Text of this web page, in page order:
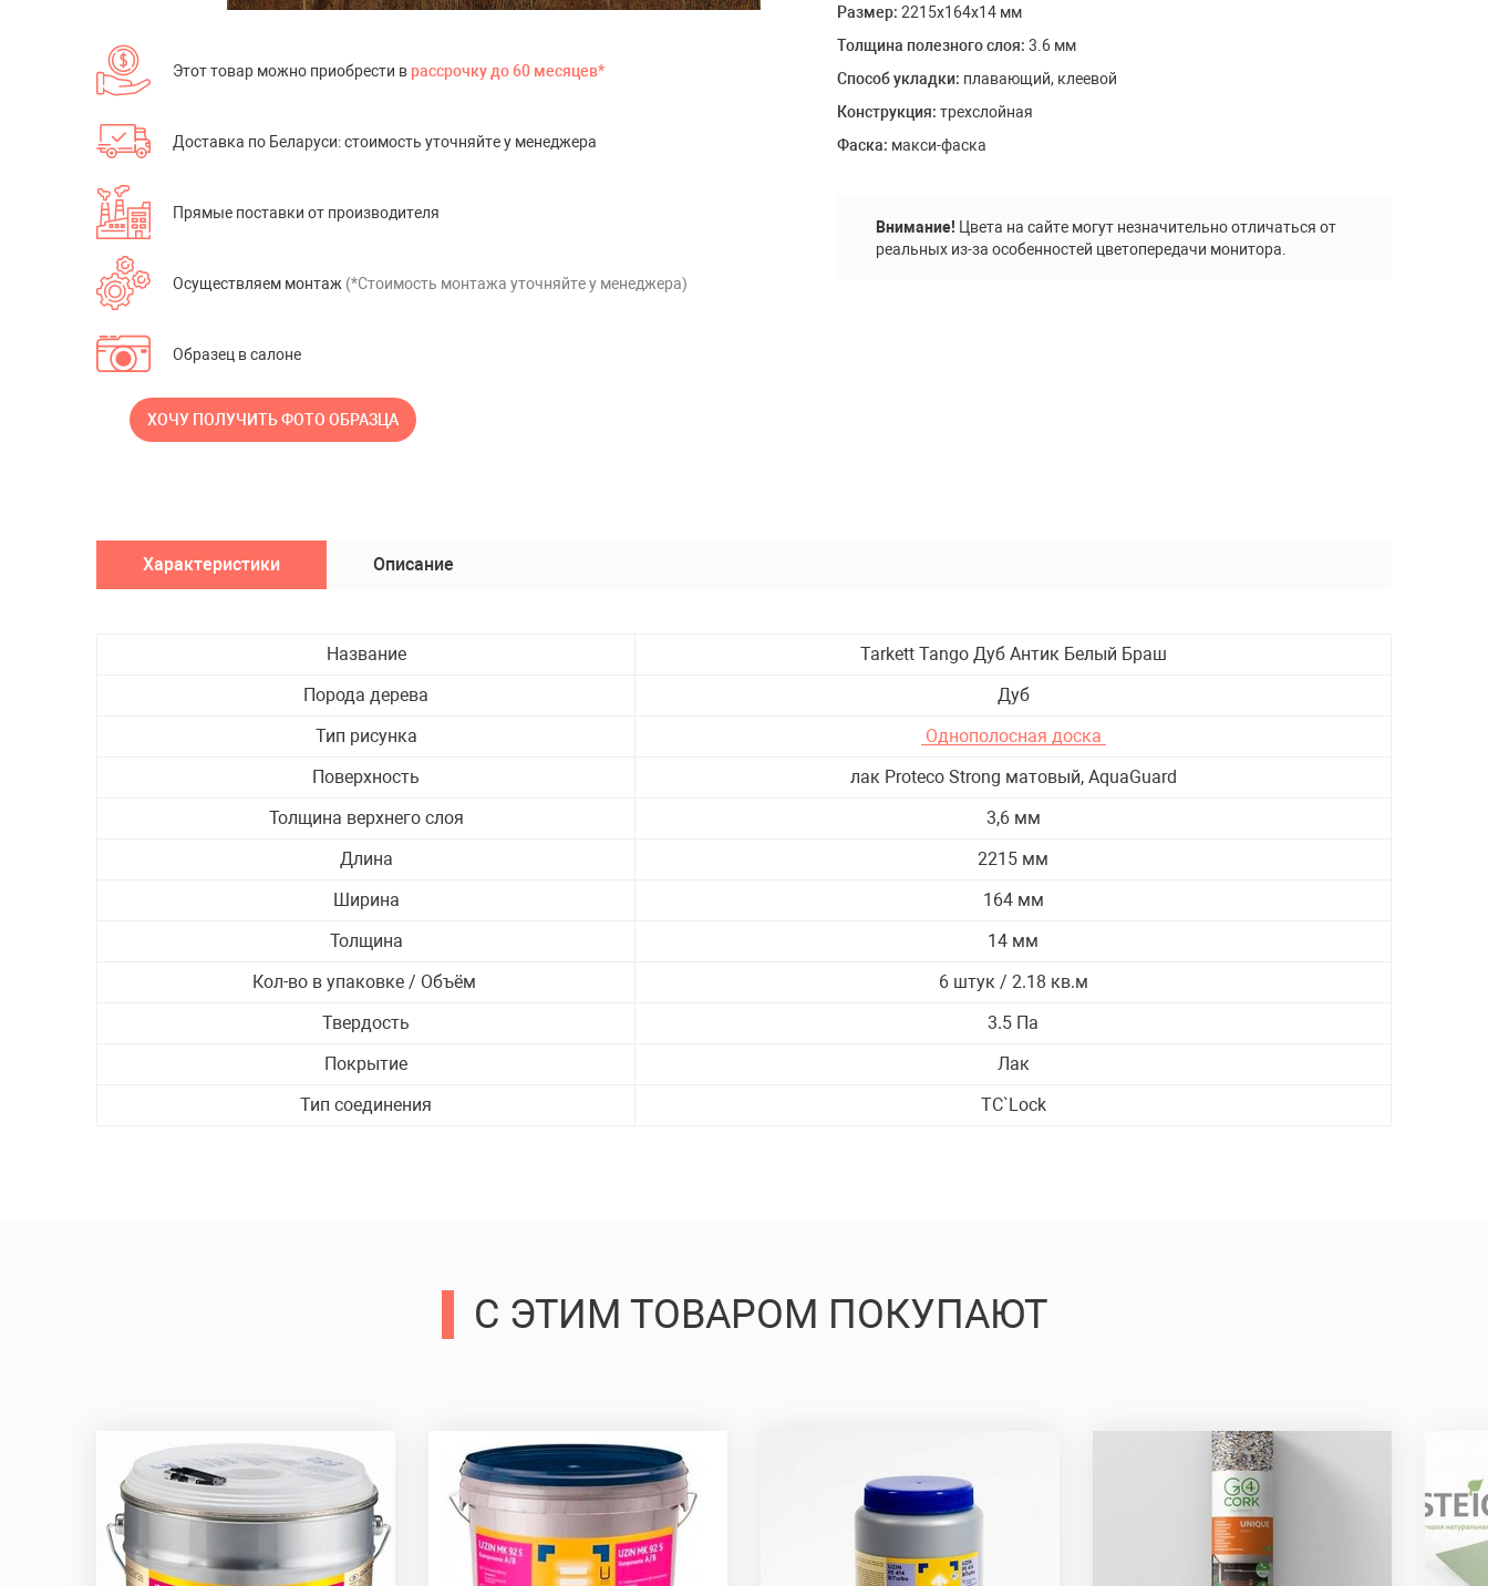
Tarkett (Россия)
+ ЕЩЕ2
Террасная доска ДПК Bergia
эпоксидной смолы
Пробковые полы Viva Cork
Клей
Карниз
Паркетная грунтовка
Ликвидация складских
Этот товар можно приобрести врассрочку до 60 месяцев*
Доставка по Беларуси: стоимость уточняйте у менеджера
Прямые поставки от производителя
Осуществляем монтаж (*Стоимость монтажа уточняйте у менеджера)
Образец в салоне
ХОЧУ ПОЛУЧИТЬ ФОТО ОБРАЗЦА
Размер: 2215х164х14 мм
Толщина полезного слоя: 3.6 мм
Способ укладки: плавающий, клеевой
Конструкция: трехслойная
Фаска: макси-фаска
Внимание! Цвета на сайте могут незначительно отличаться от
реальных из-за особенностей цветопередачи монитора.
Характеристики Описание
Название
Tarkett Tango Дуб Антик Белый Браш
Порода дерева
Дуб
Тип рисунка
Однополосная доска
Поверхность
лак Proteco Strong матовый, AquaGuard
Толщина верхнего слоя
3,6 мм
Длина
2215 мм
Ширина
164 мм
Толщина
14 мм
Кол-во в упаковке / Объём
6 штук / 2.18 кв.м
Твердость
3.5 Па
Покрытие
Лак
Тип соединения
TС`Lock
С ЭТИМ ТОВАРОМ ПОКУПАЮТ